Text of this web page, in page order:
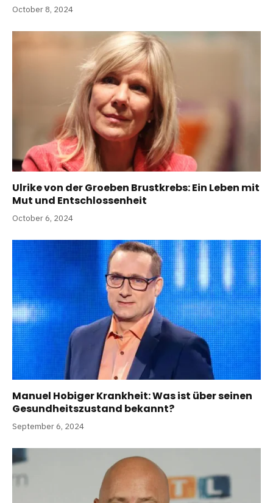
October 8, 2024
Ulrike von der Groeben Brustkrebs: Ein Leben mit
Mut und Entschlossenheit
October 6, 2024
Manuel Hobiger Krankheit: Was ist über seinen
Gesundheitszustand bekannt?
September 6, 2024